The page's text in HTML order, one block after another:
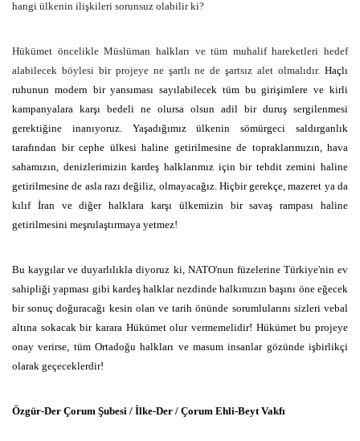
hangi ülkenin ilişkileri sorunsuz olabilir ki?
Hükümet öncelikle Müslüman halkları ve tüm muhalif hareketleri hedef
alabilecek böylesi bir projeye ne şartlı ne de şartsız alet olmalıdır. Haçlı
ruhunun modern bir yansıması sayılabilecek tüm bu girişimlere ve kirli
kampanyalara karşı bedeli ne olursa olsun adil bir duruş sergilenmesi
gerektiğine inanıyoruz. Yaşadığımız ülkenin sömürgeci saldırganlık
tarafından bir cephe ülkesi haline getirilmesine de topraklarımızın, hava
sahamızın, denizlerimizin kardeş halklarımız için bir tehdit zemini haline
getirilmesine de asla razı değiliz, olmayacağız. Hiçbir gerekçe, mazeret ya da
kılıf İran ve diğer halklara karşı ülkemizin bir savaş rampası haline
getirilmesini meşrulaştırmaya yetmez!
Bu kaygılar ve duyarlılıkla diyoruz ki, NATO'nun füzelerine Türkiye'nin ev
sahipliği yapması gibi kardeş halklar nezdinde halkımızın başını öne eğecek
bir sonuç doğuracağı kesin olan ve tarih önünde sorumlularını sizleri vebal
altına sokacak bir karara Hükümet olur vermemelidir! Hükümet bu projeye
onay verirse, tüm Ortadoğu halkları ve masum insanlar gözünde işbirlikçi
olarak geçeceklerdir!
Özgür-Der Çorum Şubesi / İlke-Der / Çorum Ehli-Beyt Vakfı